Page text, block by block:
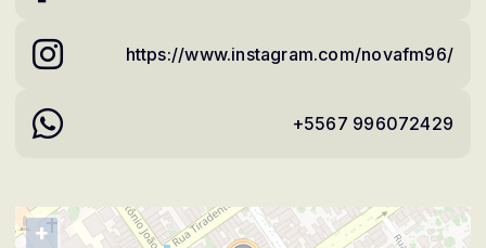
https://www.instagram.com/novafm96/
+5567 996072429
+